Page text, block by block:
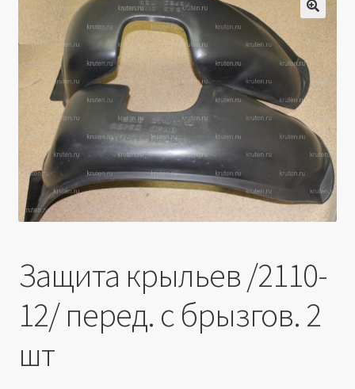
Политика в отношении обработки персональных
данных
Производители
Юридические данные
🔍
Защита крыльев /2110-
12/ перед. с брызгов. 2
шт